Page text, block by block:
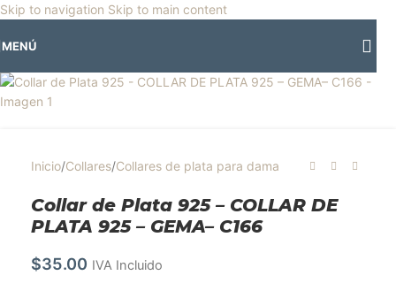
Skip to navigation Skip to main content
🎡Horario especial por vacaciones agostinas
MENÚ
Inicio/Collares/Collares de plata para dama
Collar de Plata 925 – COLLAR DE
PLATA 925 – GEMA– C166
$35.00 IVA Incluido